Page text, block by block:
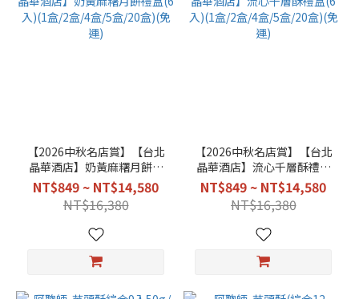
【2026中秋名店賞】【台北
晶華酒店】奶黃麻糬月餅禮
盒(6入)(1盒/2盒/4盒/5盒/20
盒)(免運)
NT$849 ~ NT$14,580
NT$16,380
【2026中秋名店賞】【台北
晶華酒店】流心千層酥禮盒
(6入)(1盒/2盒/4盒/5盒/20
盒)(免運)
NT$849 ~ NT$14,580
NT$16,380